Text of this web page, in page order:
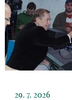
29. 7. 2026